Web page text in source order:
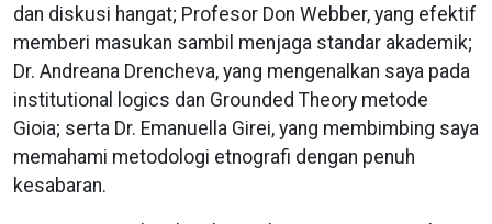
dan diskusi hangat; Profesor Don Webber, yang efektif
memberi masukan sambil menjaga standar akademik;
Dr. Andreana Drencheva, yang mengenalkan saya pada
institutional logics dan Grounded Theory metode
Gioia; serta Dr. Emanuella Girei, yang membimbing saya
memahami metodologi etnografi dengan penuh
kesabaran.